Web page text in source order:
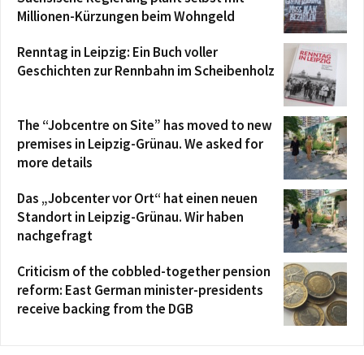
Millionen-Kürzungen beim Wohngeld
Renntag in Leipzig: Ein Buch voller
Geschichten zur Rennbahn im Scheibenholz
The “Jobcentre on Site” has moved to new
premises in Leipzig-Grünau. We asked for
more details
Das „Jobcenter vor Ort“ hat einen neuen
Standort in Leipzig-Grünau. Wir haben
nachgefragt
Criticism of the cobbled-together pension
reform: East German minister-presidents
receive backing from the DGB